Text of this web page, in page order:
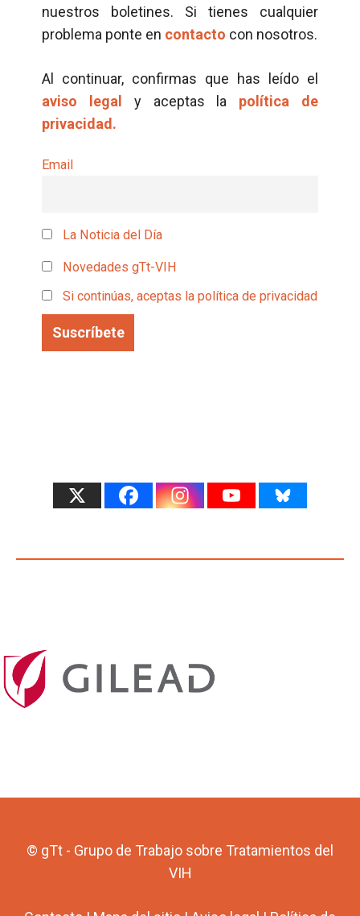
nuestros boletines. Si tienes cualquier
problema ponte en contacto con nosotros.
Al continuar, confirmas que has leído el
aviso legal
y aceptas la política de
privacidad.
Email
La Noticia del Día
Novedades gTt-VIH
Si continúas, aceptas la política de privacidad
© gTt - Grupo de Trabajo sobre Tratamientos del
VIH